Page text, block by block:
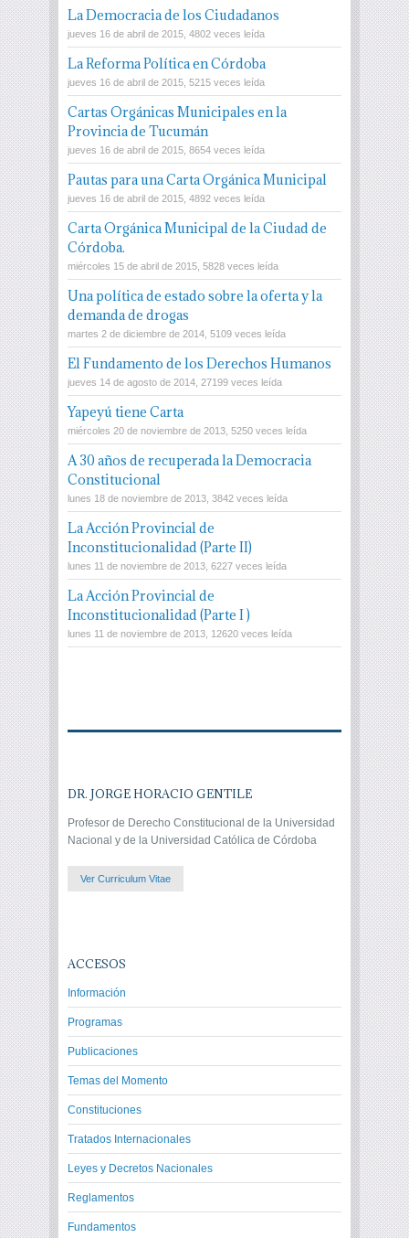
La Democracia de los Ciudadanos
jueves 16 de abril de 2015, 4802 veces leída
La Reforma Política en Córdoba
jueves 16 de abril de 2015, 5215 veces leída
Cartas Orgánicas Municipales en la
Provincia de Tucumán
jueves 16 de abril de 2015, 8654 veces leída
Pautas para una Carta Orgánica Municipal
jueves 16 de abril de 2015, 4892 veces leída
Carta Orgánica Municipal de la Ciudad de
Córdoba.
miércoles 15 de abril de 2015, 5828 veces leída
Una política de estado sobre la oferta y la
demanda de drogas
martes 2 de diciembre de 2014, 5109 veces leída
El Fundamento de los Derechos Humanos
jueves 14 de agosto de 2014, 27199 veces leída
Yapeyú tiene Carta
miércoles 20 de noviembre de 2013, 5250 veces leída
A 30 años de recuperada la Democracia
Constitucional
lunes 18 de noviembre de 2013, 3842 veces leída
La Acción Provincial de
Inconstitucionalidad (Parte II)
lunes 11 de noviembre de 2013, 6227 veces leída
La Acción Provincial de
Inconstitucionalidad (Parte I )
lunes 11 de noviembre de 2013, 12620 veces leída
DR. JORGE HORACIO GENTILE
Profesor de Derecho Constitucional de la Universidad
Nacional y de la Universidad Católica de Córdoba
Ver Curriculum Vitae
ACCESOS
Información
Programas
Publicaciones
Temas del Momento
Constituciones
Tratados Internacionales
Leyes y Decretos Nacionales
Reglamentos
Fundamentos